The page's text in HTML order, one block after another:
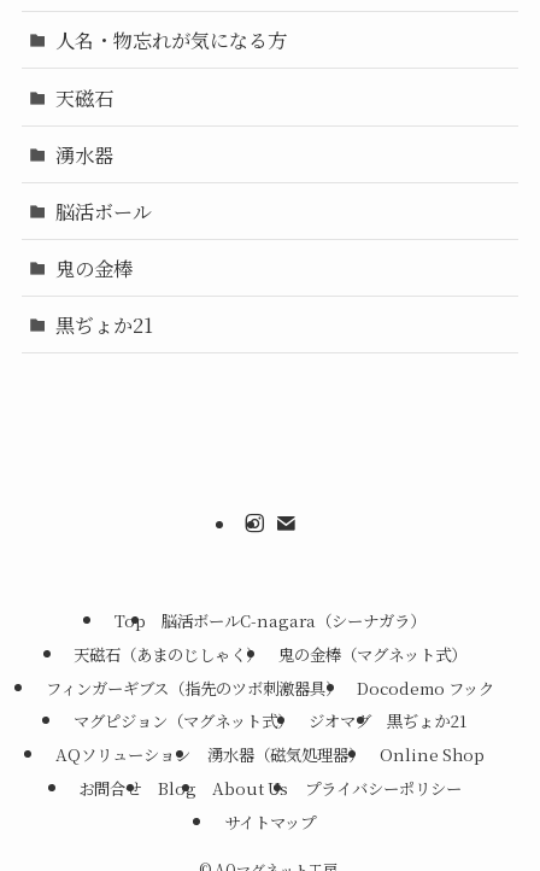
人名・物忘れが気になる方
天磁石
湧水器
脳活ボール
鬼の金棒
黒ぢょか21
Top
脳活ボールC-nagara（シーナガラ）
天磁石（あまのじしゃく）
鬼の金棒（マグネット式）
フィンガーギブス（指先のツボ刺激器具）
Docodemo フック
マグピジョン（マグネット式）
ジオマグ
黒ぢょか21
AQソリューション
湧水器（磁気処理器）
Online Shop
お問合せ
Blog About Us
プライバシーポリシー
サイトマップ